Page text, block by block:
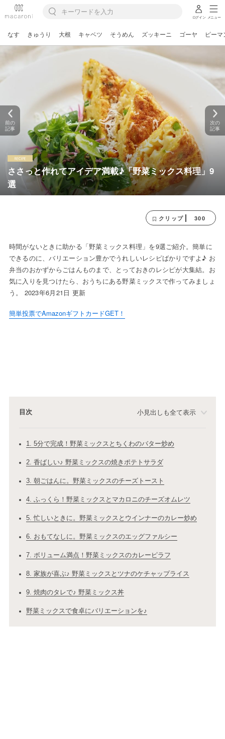
ログイン メニュー
なす きゅうり 大根 キャベツ そうめん ズッキーニ ゴーヤ ピーマ
ささっと作れてアイデア満載♪「野菜ミックス料理」9
選
前の
記事
次の
記事
クリップ 300
時間がないときに助かる「野菜ミックス料理」を9選ご紹介。簡単に
できるのに、バリエーション豊かでうれしいレシピばかりですよ♪ お
弁当のおかずからごはんものまで、とっておきのレシピが大集結。お
気に入りを見つけたら、おうちにある野菜ミックスで作ってみましょ
う。 2023年6月21日 更新
簡単投票でAmazonギフトカードGET！
目次 小見出しも全て表示
1. 5分で完成！野菜ミックスとちくわのバター炒め
2. 香ばしい♪ 野菜ミックスの焼きポテトサラダ
3. 朝ごはんに。野菜ミックスのチーズトースト
4. ふっくら！野菜ミックスとマカロニのチーズオムレツ
5. 忙しいときに。野菜ミックスとウインナーのカレー炒め
6. おもてなしに。野菜ミックスのエッグファルシー
7. ボリューム満点！野菜ミックスのカレーピラフ
8. 家族が喜ぶ♪ 野菜ミックスとツナのケチャップライス
9. 焼肉のタレで♪ 野菜ミックス丼
野菜ミックスで食卓にバリエーションを♪